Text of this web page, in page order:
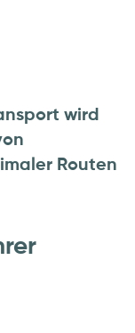
wird
Routen